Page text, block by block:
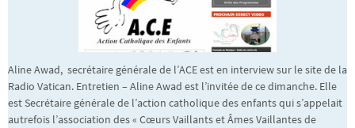
Aline Awad, secrétaire générale de l’ACE est en interview sur le site de la
Radio Vatican. Entretien – Aline Awad est l’invitée de ce dimanche. Elle
est Secrétaire générale de l’action catholique des enfants qui s’appelait
autrefois l’association des « Cœurs Vaillants et Âmes Vaillantes de